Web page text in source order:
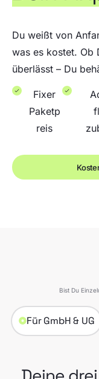
Du weißt von
was es kostet. Ob
überlässt – Du
Fixer
Paketp
reis
Bist Du
Für GmbH & UG